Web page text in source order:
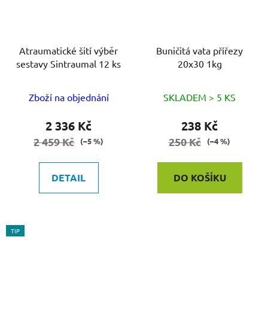
Atraumatické šití výběr
sestavy Sintraumal 12 ks
Zboží na objednání
2 336 Kč
2 459 Kč (–5 %)
DETAIL
Buničitá vata přířezy
20x30 1kg
SKLADEM > 5 KS
238 Kč
250 Kč (–4 %)
DO KOŠÍKU
TIP